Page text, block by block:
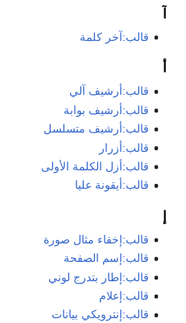
قالب:آخر كلمة
قالب:أرشيف آلي
قالب:أرشيف بوابة
قالب:أرشيف متسلسل
قالب:أزرار
قالب:أزل الكلمة الأولى
قالب:أيقونة عليا
قالب:إخفاء مثال صورة
قالب:إسم الصفحة
قالب:إطار بتدرج لوني
قالب:إعلام
قالب:إنترويكي بيانات